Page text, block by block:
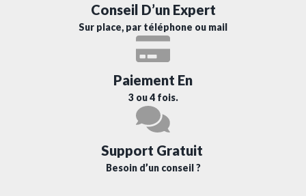
Conseil D’un Expert
Sur place, par téléphone ou mail
Paiement En
3 ou 4 fois.
Support Gratuit
Besoin d’un conseil ?